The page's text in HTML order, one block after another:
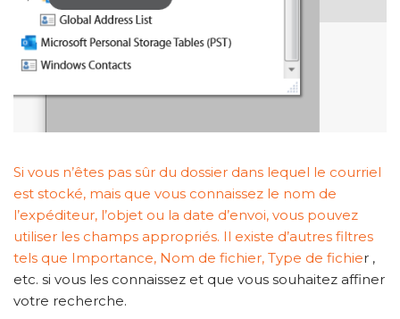
Si vous n’êtes pas sûr du dossier dans lequel le courriel
est stocké, mais que vous connaissez le nom de
l’expéditeur, l’objet ou la date d’envoi, vous pouvez
utiliser les champs appropriés. Il existe d’autres filtres
tels que Importance, Nom de fichier, Type de fichier ,
etc. si vous les connaissez et que vous souhaitez affiner
votre recherche.